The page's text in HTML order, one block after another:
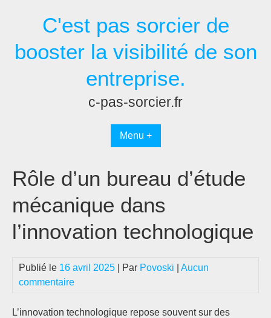
C'est pas sorcier de
booster la visibilité de son
entreprise.
c-pas-sorcier.fr
Menu +
Rôle d’un bureau d’étude
mécanique dans
l’innovation technologique
Publié le 16 avril 2025 | Par Povoski
Aucun
commentaire
L’innovation technologique repose souvent sur des